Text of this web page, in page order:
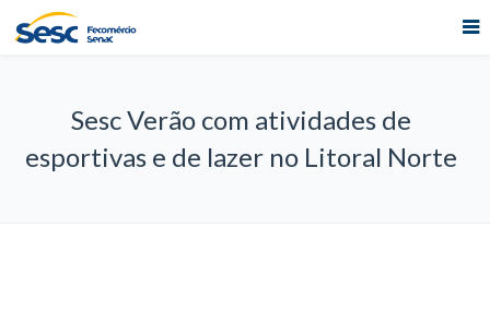
Sesc Verão com atividades de
esportivas e de lazer no Litoral Norte